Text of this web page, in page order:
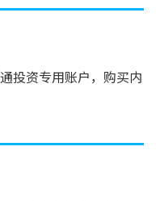
投资专用账户，购买内